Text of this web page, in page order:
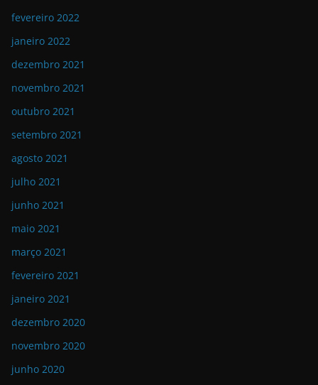
fevereiro 2022
janeiro 2022
dezembro 2021
novembro 2021
outubro 2021
setembro 2021
agosto 2021
julho 2021
junho 2021
maio 2021
março 2021
fevereiro 2021
janeiro 2021
dezembro 2020
novembro 2020
junho 2020